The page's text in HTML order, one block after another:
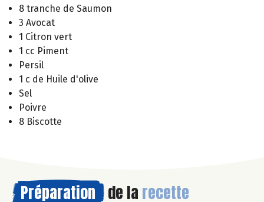
8 tranche de Saumon
3 Avocat
1 Citron vert
1 cc Piment
Persil
1 c de Huile d'olive
Sel
Poivre
8 Biscotte
Préparation de la recette